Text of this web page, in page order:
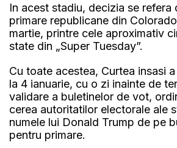
In acest stadiu, decizia se refera
primare republicane din
martie, printre cele aproximativ
state din „Super Tuesday”.
Cu toate acestea, Curtea insasi
la 4 ianuarie, cu o zi inainte de
validare a buletinelor de vot,
cerea autoritatilor electorale ale
numele lui Donald Trump de pe
pentru primare.